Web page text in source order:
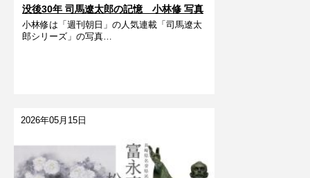
没後30年 司馬遼󠄁太郎の記憶 小林修 写真
展
小林修は「週刊朝日」の人気連載「司馬遼󠄁太
郎シリーズ」の写真…
2026年05月15日